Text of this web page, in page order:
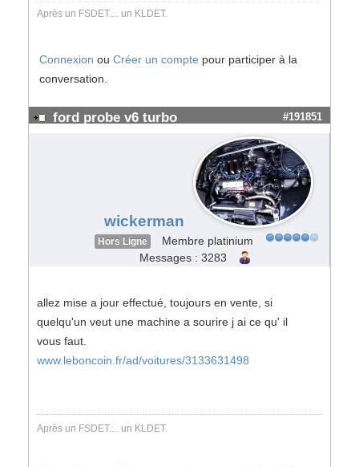
Après un FSDET.... un KLDET.
Connexion ou Créer un compte pour participer à la
conversation.
ford probe v6 turbo #191851
wickerman
Hors Ligne
Membre platinium
Messages : 3283
allez mise a jour effectué, toujours en vente, si
quelqu'un veut une machine a sourire j ai ce qu' il
vous faut.
www.leboncoin.fr/ad/voitures/3133631498
Après un FSDET.... un KLDET.